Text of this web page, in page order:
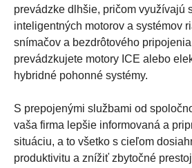
prevádzke dlhšie, pričom využívajú
inteligentných motorov a systémov
snímačov a bezdrôtového
prevádzkujete motory ICE alebo
hybridné pohonné systémy.
S prepojenými službami od
vaša firma lepšie informovaná a
situáciu, a to všetko s cieľom
produktivitu a znížiť zbytočné